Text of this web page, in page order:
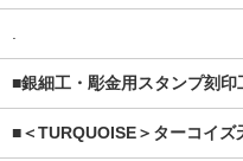
.
■銀細工・彫金用スタンプ刻
■＜TURQUOISE＞ターコイズ